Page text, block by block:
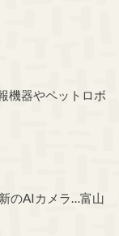
機器やペットロボ
のAIカメラ…富山